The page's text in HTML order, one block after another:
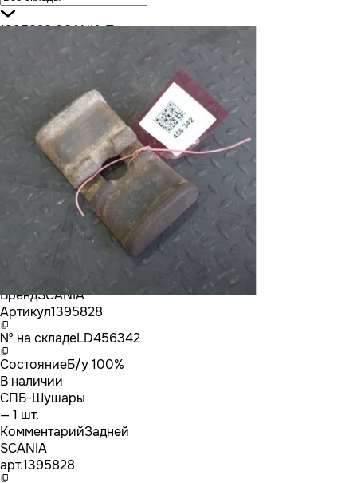
1395828 SCANIA Проставка рессоры
БрендSCANIA
Артикул1395828
№ на складеLD456342
СостояниеБ/у 100%
В наличии
СПБ-Шушары
— 1 шт.
КомментарийЗадней
SCANIA
арт.1395828